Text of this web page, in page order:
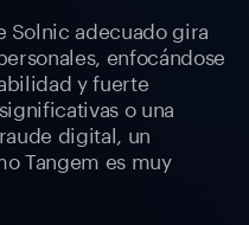
Solnic adecuado gira
enfocándose
y fuerte
o una
digital, un
Tangem es muy